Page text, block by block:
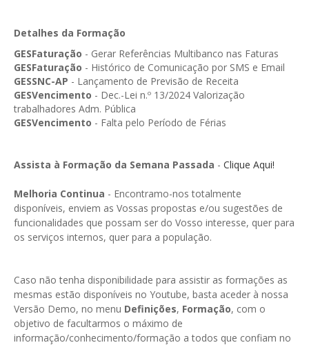
GESSocial
GESSNC-AP
GESSNC-AP Reg. Completo
GESPopulação
GESSIADAP III
GESToponímia
GESViaturasAbandonadas
Portal da Freguesia
Detalhes da Formação
GESFaturação - Gerar Referências Multibanco nas Faturas
GESFaturação - Histórico de Comunicação por SMS e Email
GESSNC-AP - Lançamento de Previsão de Receita
GESVencimento - Dec.-Lei n.º 13/2024 Valorização
trabalhadores Adm. Pública
GESVencimento - Falta pelo Período de Férias
Assista à Formação da Semana Passada - Clique Aqui!
Melhoria Continua - Encontramo-nos totalmente
disponíveis, enviem as Vossas propostas e/ou sugestões de
funcionalidades que possam ser do Vosso interesse, quer para
os serviços internos, quer para a população.
Caso não tenha disponibilidade para assistir as formações as
mesmas estão disponíveis no Youtube, basta aceder à nossa
Versão Demo, no menu Definições, Formação, com o
objetivo de facultarmos o máximo de
informação/conhecimento/formação a todos que confiam no